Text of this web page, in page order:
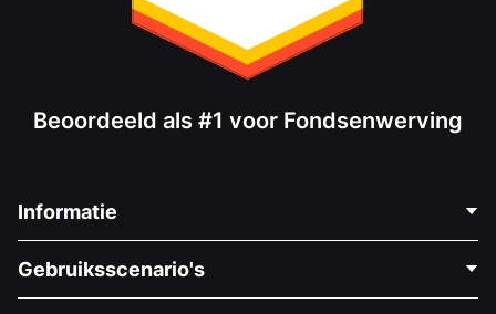
Beoordeeld als #1 voor Fondsenwerving
Informatie
Over Ons
Gebruiksscenario's